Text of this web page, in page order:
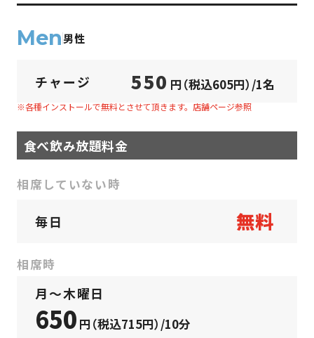
Men男性
チャージ 550 円（税込605円）/1名
※各種インストールで無料とさせて頂きます。店舗ページ参照
食べ飲み放題料金
相席していない時
毎日 無料
相席時
月〜木曜日
650 円（税込715円）/10分